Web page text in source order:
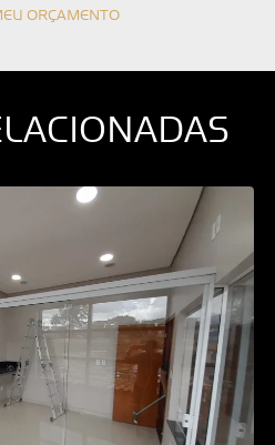
ORÇAMENTO